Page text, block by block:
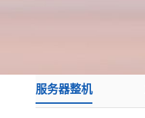
服务器整机